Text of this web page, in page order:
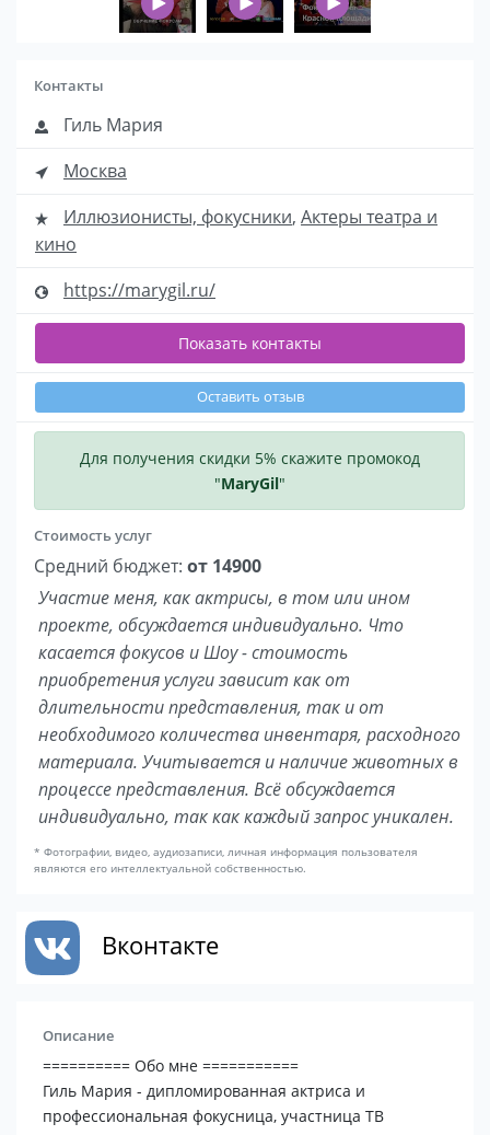
Контакты
Гиль Мария
Москва
Иллюзионисты, фокусники, Актеры театра и
кино
https://marygil.ru/
Показать контакты
Оставить отзыв
Для получения скидки 5% скажите промокод
"MaryGil"
Стоимость услуг
Средний бюджет: от 14900
Участие меня, как актрисы, в том или ином
проекте, обсуждается индивидуально. Что
касается фокусов и Шоу - стоимость
приобретения услуги зависит как от
длительности представления, так и от
необходимого количества инвентаря, расходного
материала. Учитывается и наличие животных в
процессе представления. Всё обсуждается
индивидуально, так как каждый запрос уникален.
* Фотографии, видео, аудиозаписи, личная информация пользователя
являются его интеллектуальной собственностью.
Вконтакте
Описание
========== Обо мне ===========
Гиль Мария - дипломированная актриса и
профессиональная фокусница, участница ТВ